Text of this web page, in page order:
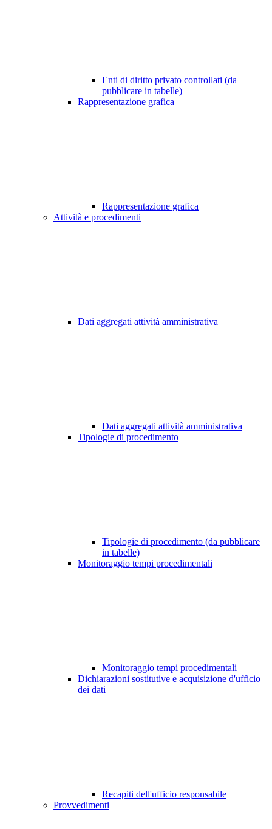
Enti di diritto privato controllati (da
pubblicare in tabelle)
Rappresentazione grafica
Rappresentazione grafica
Attività e procedimenti
Dati aggregati attività amministrativa
Dati aggregati attività amministrativa
Tipologie di procedimento
Tipologie di procedimento (da pubblicare
in tabelle)
Monitoraggio tempi procedimentali
Monitoraggio tempi procedimentali
Dichiarazioni sostitutive e acquisizione d'ufficio
dei dati
Recapiti dell'ufficio responsabile
Provvedimenti